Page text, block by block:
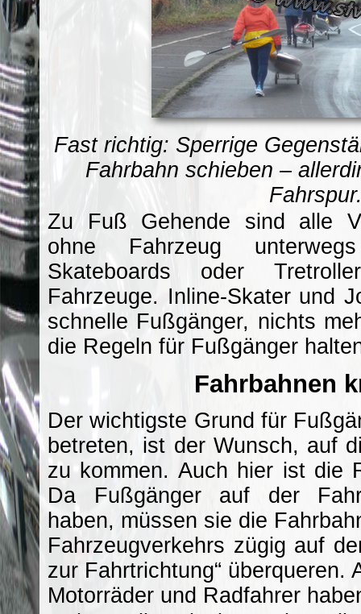
Fast richtig: Sperrige
Fahrbahn schieben –
Zu Fuß Gehende sind alle
ohne Fahrzeug
Skateboards oder
Fahrzeuge. Inline-Skater und
schnelle Fußgänger, nichts
die Regeln für Fußgänger
Fahrbahnen
Der wichtigste Grund für
betreten, ist der Wunsch, auf
zu kommen. Auch hier ist die
Da Fußgänger auf der
haben, müssen sie die
Fahrzeugverkehrs zügig auf
zur Fahrtrichtung“ überqueren.
Motorräder und Radfahrer